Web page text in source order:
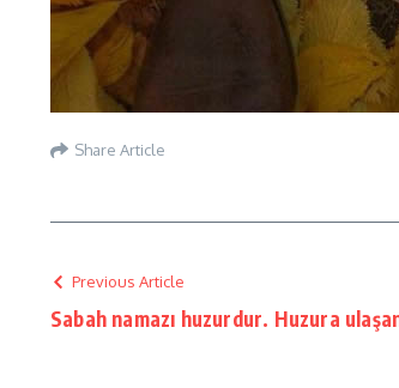
Share Article
Previous Article
Sabah namazı huzurdur. Huzura